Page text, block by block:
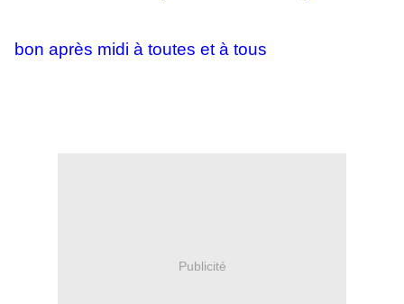
bon après midi à toutes et à tous
Publicité